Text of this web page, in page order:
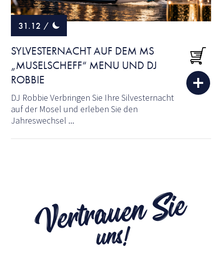
31.12 /
SYLVESTERNACHT AUF DEM MS
„MUSELSCHEFF“ MENU UND DJ
ROBBIE
DJ Robbie Verbringen Sie Ihre Silvesternacht
auf der Mosel und erleben Sie den
Jahreswechsel ...
Vertrauen Sie
uns!